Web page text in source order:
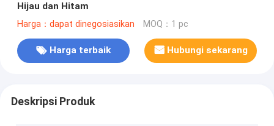
Hijau dan Hitam
Harga：dapat dinegosiasikan MOQ：1 pc
Harga terbaik Hubungi sekarang
Deskripsi Produk